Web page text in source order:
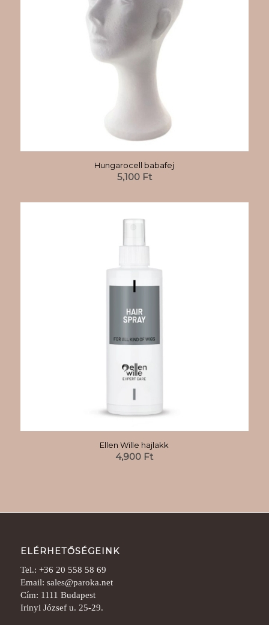
Hungarocell babafej
5,100 Ft
Ellen Wille hajlakk
4,900 Ft
ELÉRHETŐSÉGEINK
Tel.: +36 20 558 58 69
Email: sales@paroka.net
Cím: 1111 Budapest
Irinyi József u. 25-29.